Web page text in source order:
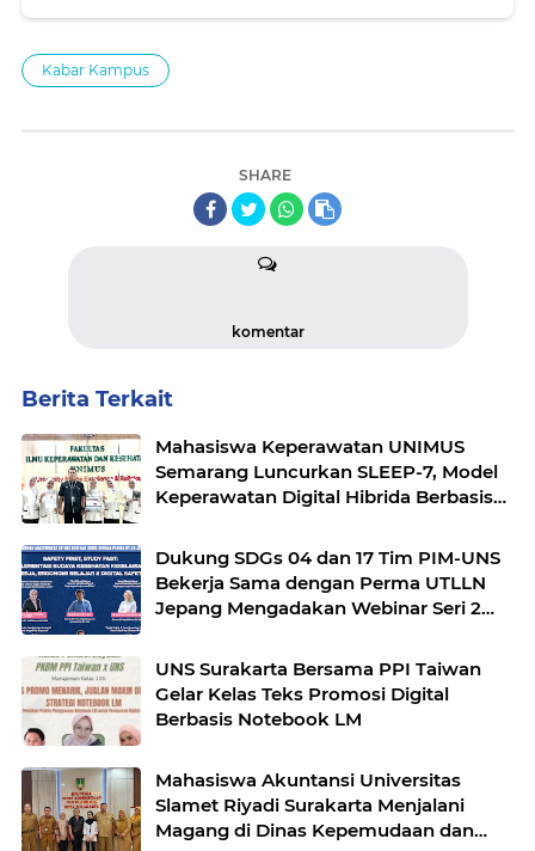
Kabar Kampus
SHARE
komentar
Berita Terkait
Mahasiswa Keperawatan UNIMUS
Semarang Luncurkan SLEEP-7, Model
Keperawatan Digital Hibrida Berbasis
Pasien Hipertensi
Dukung SDGs 04 dan 17 Tim PIM-UNS
Bekerja Sama dengan Perma UTLLN
Jepang Mengadakan Webinar Seri 2
dan Digital Safety Pekerja Migran
Indonesia di Jepang
UNS Surakarta Bersama PPI Taiwan
Gelar Kelas Teks Promosi Digital
Berbasis Notebook LM
Mahasiswa Akuntansi Universitas
Slamet Riyadi Surakarta Menjalani
Magang di Dinas Kepemudaan dan